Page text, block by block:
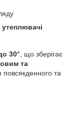
30° , що зберігає
та
повсякденного та